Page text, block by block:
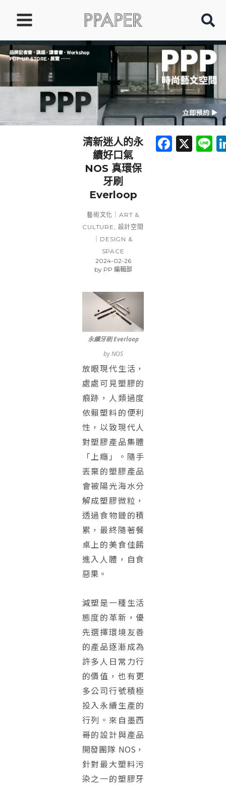
要
內
清新迷人的永
續好口氣
NOS 真環保
牙刷
Everloop
藝術文化｜ART &
CULTURE, 設計空間
｜DESIGN &
SPACE
2024-02-26
byPP 編輯部
永續牙刷 Everloop
by NOS
放眼現代生活，
處處可見塑膠的
痕跡，人類過度
依賴塑料的便利
性，以致現代人
對塑膠產品集體
「上癮」。隨手
丟棄的塑膠產品
會被陽光海水分
解成塑膠微粒，
透過食物鏈的積
累，最終隨著餐
桌上的美食佳餚
進入人體，自食
惡果。
減塑是一種生活
態度的革新，優
先選擇環境友善
的產品逐漸成為
許多人日常力行
的價值，也有更
多公司行號積極
投入永續生產的
行列。來自墨西
哥的設計與產品
開發團隊 NOS，
針對最大塑料污
染之一的塑膠牙
X